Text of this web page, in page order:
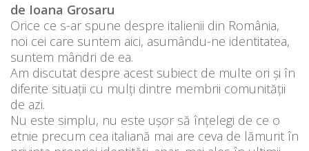
de Ioana Grosaru
Orice ce s-ar spune despre italienii din România,
noi cei care suntem aici, asumându-ne identitatea,
suntem mândri de ea.
Am discutat despre acest subiect de multe ori și în
diferite situații cu mulți dintre membrii comunității
de azi.
Nu este simplu, nu este ușor să înțelegi de ce o
etnie precum cea italiană mai are ceva de lămurit în